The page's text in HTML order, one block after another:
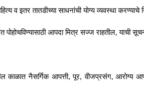
व इतर तातडीच्या साधनांची योग्य व्यवस्था करण्याचे
पोहोचविण्यासाठी आपदा मित्र सज्ज राहतील, याची
काळात नैसर्गिक आपत्ती, पूर, वीजप्रसंग, आरोग्य